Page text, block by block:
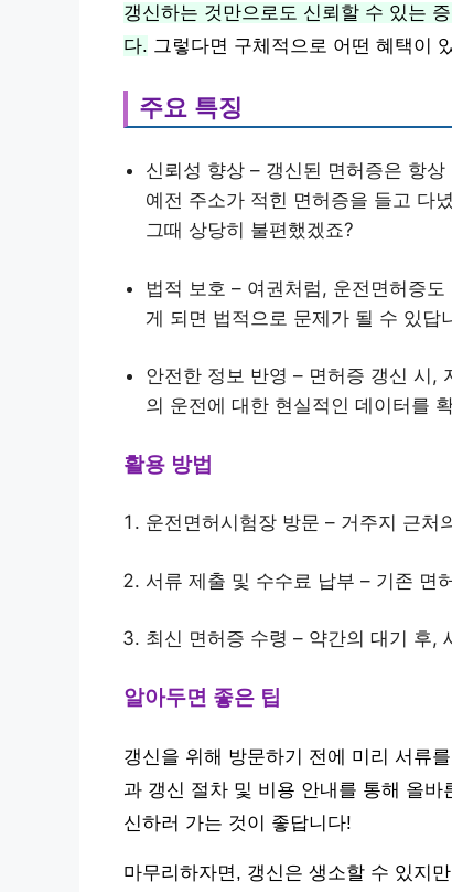
갱신하는 것만으로도 신뢰할 수 있는
다. 그렇다면 구체적으로 어떤 혜택이
주요 특징
신뢰성 향상 – 갱신된 면허증은 항
예전 주소가 적힌 면허증을 들고 다
그때 상당히 불편했겠죠?
법적 보호 – 여권처럼, 운전면허증
게 되면 법적으로 문제가 될 수 있답
안전한 정보 반영 – 면허증 갱신 시,
의 운전에 대한 현실적인 데이터를
활용 방법
운전면허시험장 방문 – 거주지 근처
서류 제출 및 수수료 납부 – 기존 면
최신 면허증 수령 – 약간의 대기 후,
알아두면 좋은 팁
갱신을 위해 방문하기 전에 미리 서류
과 갱신 절차 및 비용 안내를 통해 올
신하러 가는 것이 좋답니다!
마무리하자면, 갱신은 생소할 수 있지